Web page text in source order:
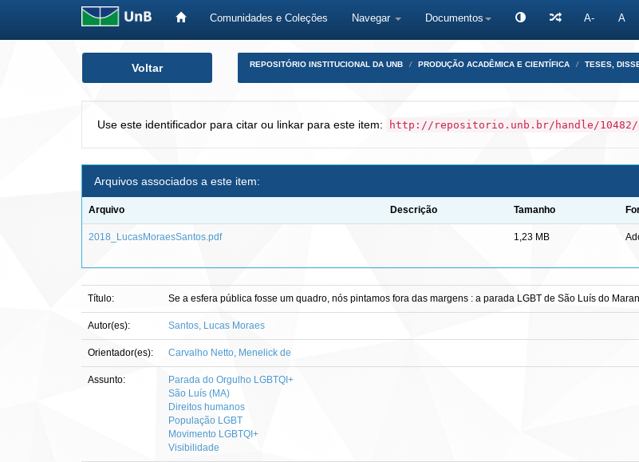
Comunidades e Coleções Navegar Documentos A- A
Voltar REPOSITÓRIO INSTITUCIONAL DA UNB PRODUÇÃO ACADÊMICA E CIENTÍFICA TESES,
Use este identificador para citar ou linkar para este item: http://repositorio.unb.br/handle/10482/
Arquivos associados a este item:
Arquivo Descrição Tamanho
2018_LucasMoraesSantos.pdf 1,23 MB
Título: Se a esfera pública fosse um quadro, nós pintamos fora das margens : a parada LGBT de São Luís do
Autor(es): Santos, Lucas Moraes
Orientador(es): Carvalho Netto, Menelick de
Assunto:
Parada do Orgulho LGBTQI+
São Luís (MA)
Direitos humanos
População LGBT
Movimento LGBTQI+
Visibilidade